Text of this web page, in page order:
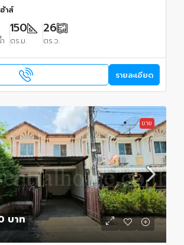
าส์
150
ตร.ม.
26
ตร.ว.
รายละเอียด
ขาย
บาท